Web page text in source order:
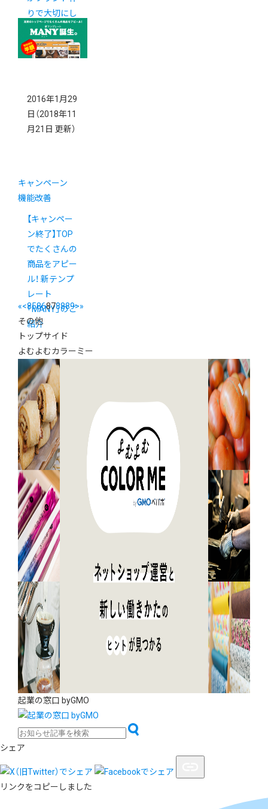
りで大切にし
ていること
2016年1月29
日 （2018年11
月21日 更新）
キャンペーン
機能改善
【キャンペー
ン終了】TOP
でたくさんの
商品をアピー
ル！ 新テンプ
レート
「MANY」のご
紹介
«<8586878889>»
その他
トップサイド
よむよむカラーミー
起業の窓口 byGMO
シェア
リンクをコピーしました